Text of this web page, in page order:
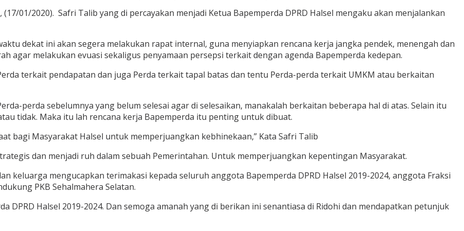
01/2020). Safri Talib yang di percayakan menjadi Ketua Bapemperda DPRD Halsel mengaku akan menjalankan
dekat ini akan segera melakukan rapat internal, guna menyiapkan rencana kerja jangka pendek, menengah dan
agar melakukan evuasi sekaligus penyamaan persepsi terkait dengan agenda Bapemperda kedepan.
terkait pendapatan dan juga Perda terkait tapal batas dan tentu Perda-perda terkait UMKM atau berkaitan
perda sebelumnya yang belum selesai agar di selesaikan, manakalah berkaitan beberapa hal di atas. Selain itu
tidak. Maka itu lah rencana kerja Bapemperda itu penting untuk dibuat.
bagi Masyarakat Halsel untuk memperjuangkan kebhinekaan,” Kata Safri Talib
dan menjadi ruh dalam sebuah Pemerintahan. Untuk memperjuangkan kepentingan Masyarakat.
keluarga mengucapkan terimakasi kepada seluruh anggota Bapemperda DPRD Halsel 2019-2024, anggota Fraksi
PKB Sehalmahera Selatan.
DPRD Halsel 2019-2024. Dan semoga amanah yang di berikan ini senantiasa di Ridohi dan mendapatkan petunjuk